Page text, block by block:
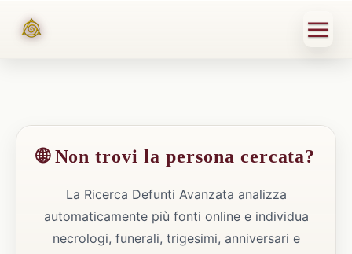
🌐 Non trovi la persona cercata?
La Ricerca Defunti Avanzata analizza
automaticamente più fonti online e individua
necrologi, funerali, trigesimi, anniversari e